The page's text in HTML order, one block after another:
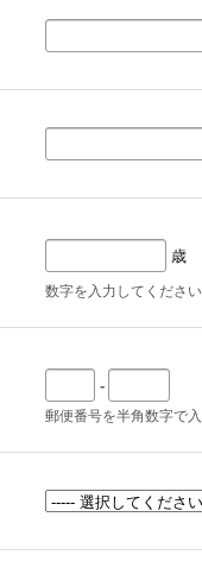
歳
数字を入力してください
-
郵便番号を半角数字で